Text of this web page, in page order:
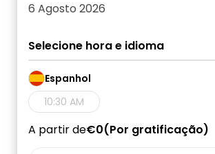
6 Agosto 2026
Selecione hora e idioma
Espanhol
10:30 AM
A partir de€0 Por gratificação